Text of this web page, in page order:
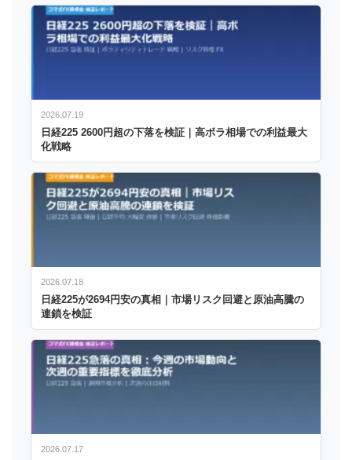
2026.07.19
日経225 2600円超の下落を検証｜高ボラ相場での利益最大
化戦略
2026.07.18
日経225が2694円安の真相｜市場リスク回避と原油高騰の
連鎖を検証
2026.07.17